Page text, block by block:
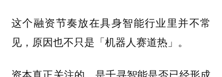
这个融资节奏放在具身智能行业里并不常
见，原因也不只是「机器人赛道热」。